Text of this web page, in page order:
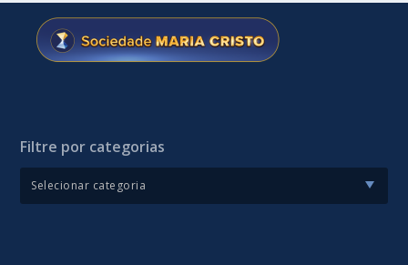
Filtre por categorias